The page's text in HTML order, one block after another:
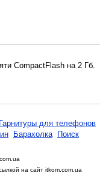
CompactFlash на 2 Гб.
Гарнитуры для телефонов
Барахолка Поиск
на сайт itkom.com.ua